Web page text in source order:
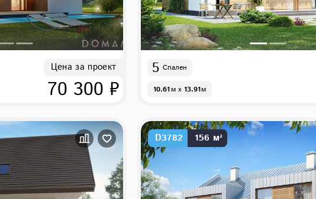
Цена за проект
70 300 ₽
5 Спален
10.61м x 13.91м
D3782 156 м²